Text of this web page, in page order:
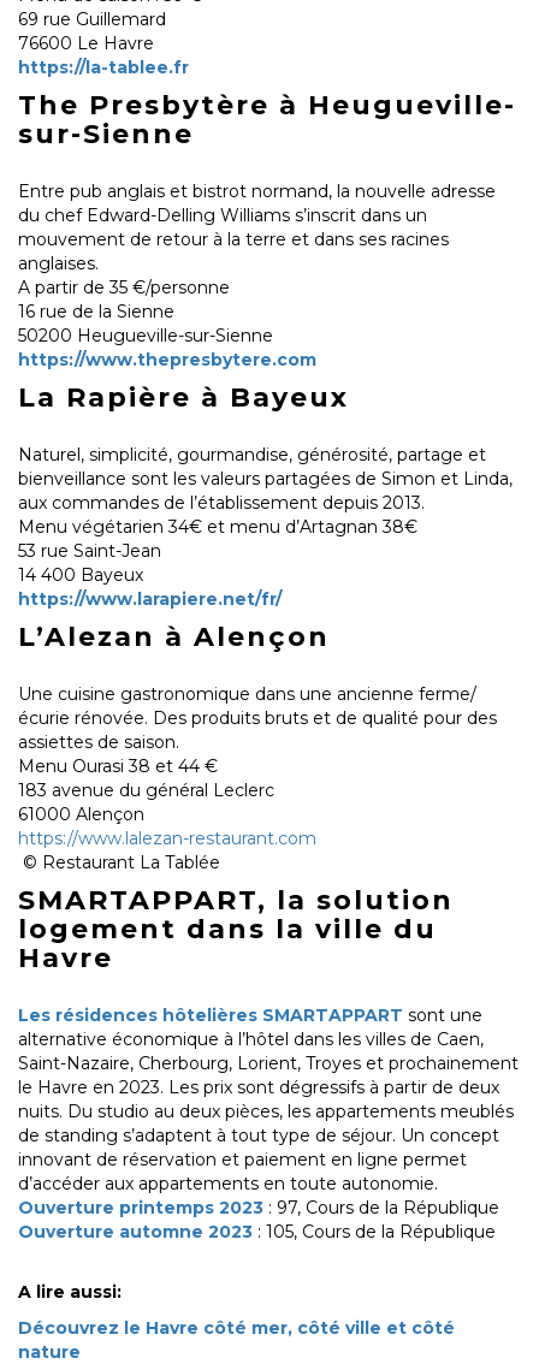
69 rue Guillemard
76600 Le Havre
https://la-tablee.fr
The Presbytère à Heugueville-
sur-Sienne
Entre pub anglais et bistrot normand, la nouvelle adresse
du chef Edward-Delling Williams s’inscrit dans un
mouvement de retour à la terre et dans ses racines
anglaises.
A partir de 35 €/personne
16 rue de la Sienne
50200 Heugueville-sur-Sienne
https://www.thepresbytere.com
La Rapière à Bayeux
Naturel, simplicité, gourmandise, générosité, partage et
bienveillance sont les valeurs partagées de Simon et Linda,
aux commandes de l’établissement depuis 2013.
Menu végétarien 34€ et menu d’Artagnan 38€
53 rue Saint-Jean
14 400 Bayeux
https://www.larapiere.net/fr/
L’Alezan à Alençon
Une cuisine gastronomique dans une ancienne ferme/
écurie rénovée. Des produits bruts et de qualité pour des
assiettes de saison.
Menu Ourasi 38 et 44 €
183 avenue du général Leclerc
61000 Alençon
https://www.lalezan-restaurant.com
© Restaurant La Tablée
SMARTAPPART, la solution
logement dans la ville du
Havre
Les résidences hôtelières SMARTAPPART sont une
alternative économique à l’hôtel dans les villes de Caen,
Saint-Nazaire, Cherbourg, Lorient, Troyes et prochainement
le Havre en 2023. Les prix sont dégressifs à partir de deux
nuits. Du studio au deux pièces, les appartements meublés
de standing s’adaptent à tout type de séjour. Un concept
innovant de réservation et paiement en ligne permet
d’accéder aux appartements en toute autonomie.
Ouverture printemps 2023 : 97, Cours de la République
Ouverture automne 2023 : 105, Cours de la République
A lire aussi:
Découvrez le Havre côté mer, côté ville et côté
nature